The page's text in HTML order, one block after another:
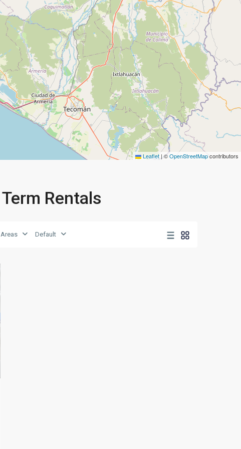
Leaflet | ©OpenStreetMapcontributors
Rentals
Areas Default